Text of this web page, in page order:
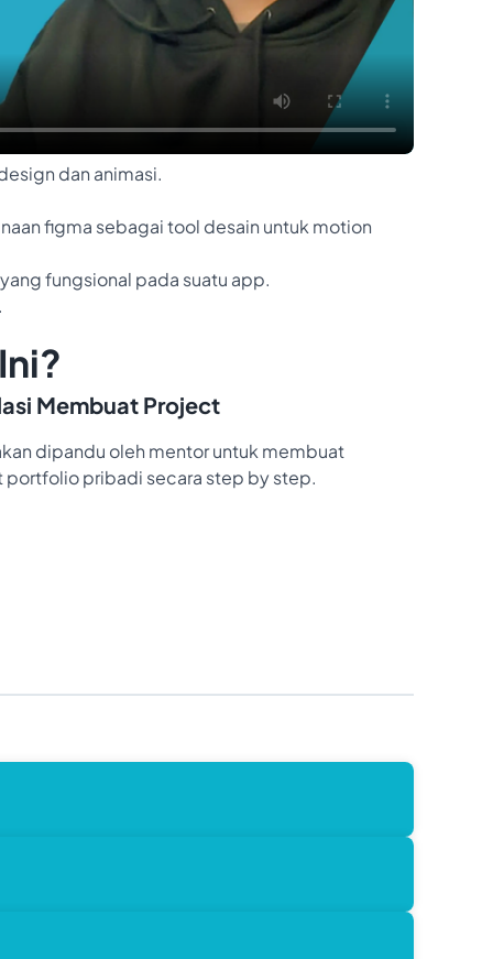
dan animasi.
figma sebagai tool desain untuk motion
fungsional pada suatu app.
Membuat Project
dipandu oleh mentor untuk membuat
pribadi secara step by step.